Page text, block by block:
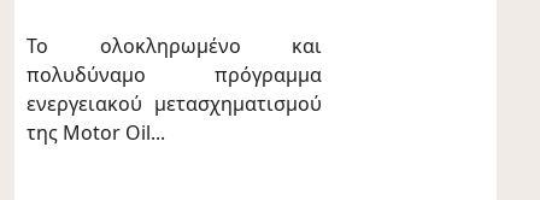
Το ολοκληρωμένο και
πολυδύναμο πρόγραμμα
ενεργειακού μετασχηματισμού
της Motor Oil...